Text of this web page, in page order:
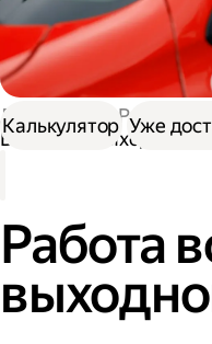
Доставка
Работа
Водитель выходного
Работа
Калькулятор Уже